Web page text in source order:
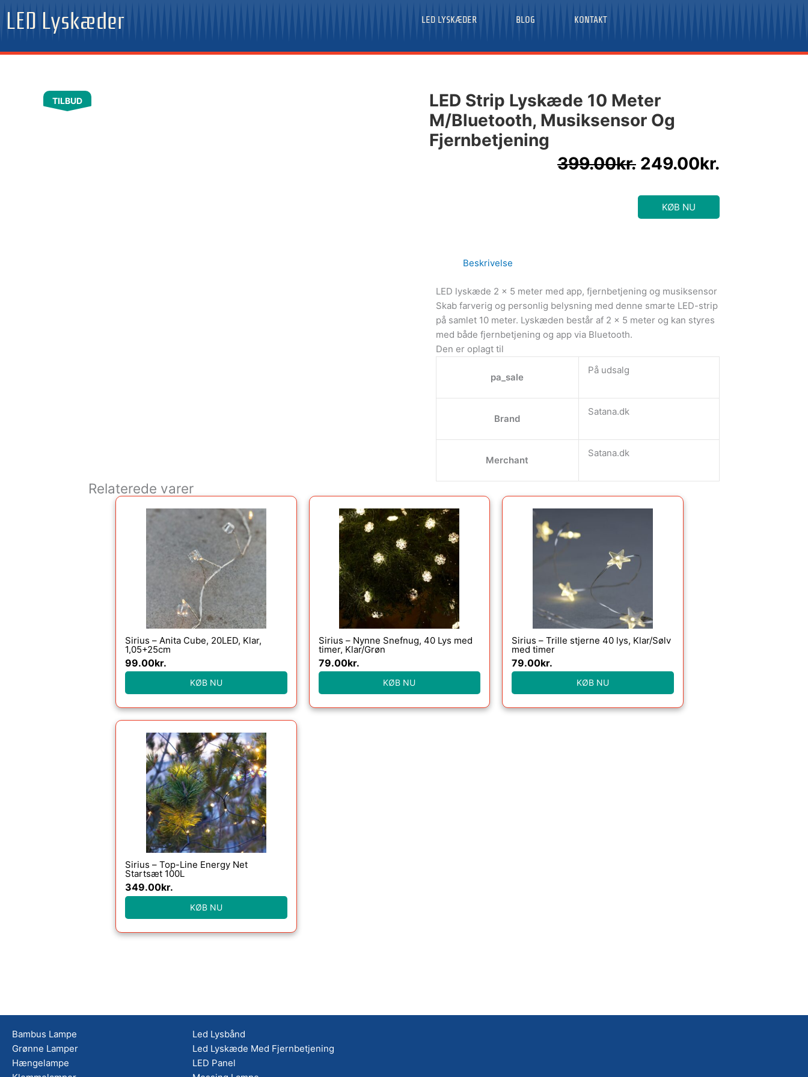
LED Lyskæder LED LYSKÆDER BLOG KONTAKT
TILBUD
LED Strip Lyskæde 10 Meter
M/Bluetooth, Musiksensor Og
Fjernbetjening
399.00kr.
Den
oprindelige
pris
399.00kr..
249.00kr.
KØB NU
Beskrivelse
LED lyskæde 2 x 5 meter med app, fjernbetjening og musiksensor
Skab farverig og personlig belysning med denne smarte LED-strip
på samlet 10 meter. Lyskæden består af 2 x 5 meter og kan styres
med både fjernbetjening og app via Bluetooth.
Den er oplagt til
pa_sale
På udsalg
Brand
Satana.dk
Merchant
Satana.dk
Relaterede varer
Sirius – Anita Cube, 20LED, Klar,
1,05+25cm
99.00kr.
KØB NU
Sirius – Nynne Snefnug, 40 Lys med
timer, Klar/Grøn
79.00kr.
KØB NU
Sirius – Trille stjerne 40 lys, Klar/Sølv
med timer
79.00kr.
KØB NU
Sirius – Top-Line Energy Net
Startsæt 100L
349.00kr.
KØB NU
Bambus Lampe
Grønne Lamper
Hængelampe
Led Lysbånd
Led Lyskæde Med Fjernbetjening
LED Panel